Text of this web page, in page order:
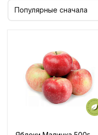
Популярные сначала